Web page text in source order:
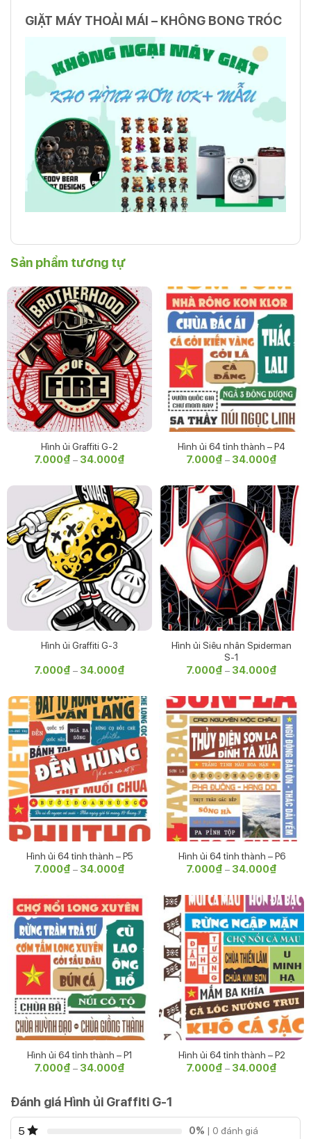
GIẶT MÁY THOẢI MÁI – KHÔNG BONG TRÓC
Sản phẩm tương tự
Hình ủi Graffiti G-2
7.000₫ – 34.000₫
7.000₫
đến
34.000₫
Hình ủi 64 tỉnh thành – P4
7.000₫ – 34.000₫
7.000₫
đến
Hình ủi Graffiti G-3
7.000₫ – 34.000₫
7.000₫
đến
34.000₫
Hình ủi Siêu nhân Spiderman
S-1
7.000₫ – 34.000₫
7.000₫
đến
Hình ủi 64 tỉnh thành – P5
7.000₫ – 34.000₫
7.000₫
đến
34.000₫
Hình ủi 64 tỉnh thành – P6
7.000₫ – 34.000₫
7.000₫
đến
Hình ủi 64 tỉnh thành – P1
7.000₫ – 34.000₫
đến
Hình ủi 64 tỉnh thành – P2
7.000₫ – 34.000₫
Đánh giá Hình ủi Graffiti G-1
5 0% | 0 đánh giá